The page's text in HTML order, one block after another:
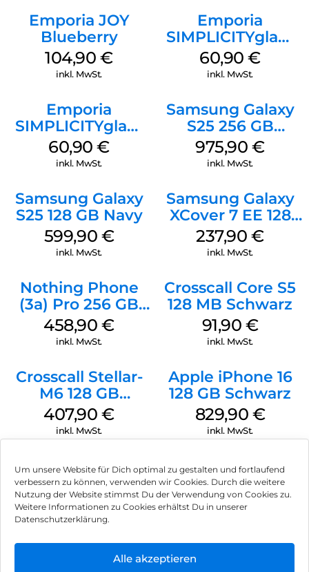
Um unsere Website für Dich optimal zu gestalten und fortlaufend
verbessern zu können, verwenden wir Cookies. Durch die weitere
Nutzung der Website stimmst Du der Verwendung von Cookies zu.
Weitere Informationen zu Cookies erhältst Du in unserer
Datenschutzerklärung.
Alle akzeptieren
Emporia JOY
Blueberry
104,90€
inkl. MwSt.
Emporia
SIMPLICITYglam
Weiss
60,90€
inkl. MwSt.
Emporia
SIMPLICITYglam
Schwarz
60,90€
inkl. MwSt.
Samsung Galaxy
S25 256 GB
Icyblue
975,90€
inkl. MwSt.
Samsung Galaxy
S25 128 GB Navy
599,90 €
inkl. MwSt.
Samsung Galaxy
XCover 7 EE 128
GB Black
237,90€
inkl. MwSt.
Nothing Phone
(3a) Pro 256 GB
Grey
458,90€
inkl. MwSt.
Crosscall Core S5
128 MB Schwarz
91,90 €
inkl. MwSt.
Crosscall Stellar-
M6 128 GB
Schwarz
407,90€
inkl. MwSt.
Apple iPhone 16
128 GB Schwarz
829,90 €
inkl. MwSt.
Impressum